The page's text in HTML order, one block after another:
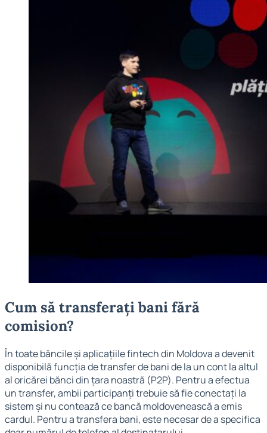
Cum să transferați bani fără
comision?
În toate băncile și aplicațiile fintech din Moldova a devenit
disponibilă funcția de transfer de bani de la un cont la altul
al oricărei bănci din țara noastră (P2P). Pentru a efectua
un transfer, ambii participanți trebuie să fie conectați la
sistem și nu contează ce bancă moldovenească a emis
cardul. Pentru a transfera bani, este necesar de a specifica